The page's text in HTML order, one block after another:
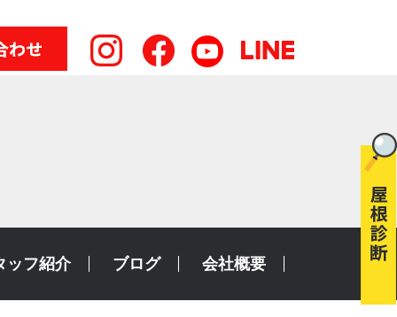
ッフ紹介 ブログ 会社概要